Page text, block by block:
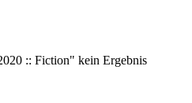
:: Fiction" kein Ergebnis